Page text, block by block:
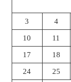
3 4
10 11
17 18
24 25